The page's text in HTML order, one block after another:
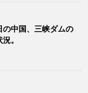
の中国、三峡ダムの
。